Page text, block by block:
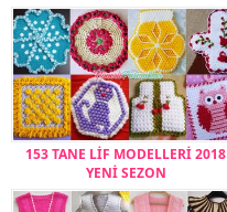
153 TANE LİF MODELLERİ 2018
YENİ SEZON